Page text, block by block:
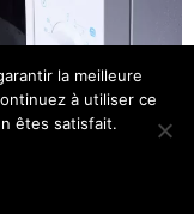
la meilleure
à utiliser ce
êtes satisfait.